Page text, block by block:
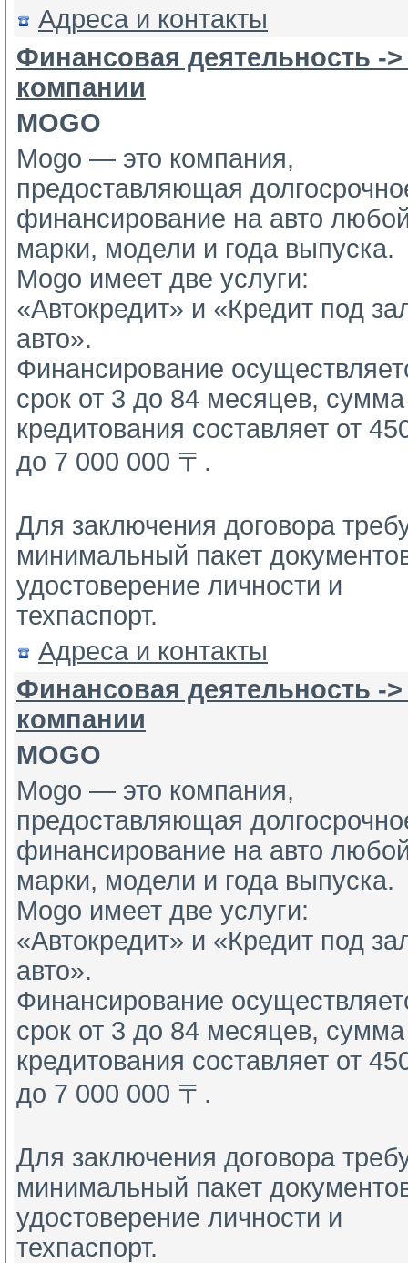
Адреса и контакты
Финансовая деятельность -
компании
MOGO
Mogo — это компания,
предоставляющая
финансирование на авто
марки, модели и года выпуска.
Mogo имеет две услуги:
«Автокредит» и «Кредит под
авто».
Финансирование
срок от 3 до 84 месяцев, сумма
кредитования составляет от
до 7 000 000 〒.
Для заключения договора
минимальный пакет
удостоверение личности и
техпаспорт.
Адреса и контакты
Финансовая деятельность -
компании
MOGO
Mogo — это компания,
предоставляющая
финансирование на авто
марки, модели и года выпуска.
Mogo имеет две услуги:
«Автокредит» и «Кредит под
авто».
Финансирование
срок от 3 до 84 месяцев, сумма
кредитования составляет от
до 7 000 000 〒.
Для заключения договора
минимальный пакет
удостоверение личности и
техпаспорт.